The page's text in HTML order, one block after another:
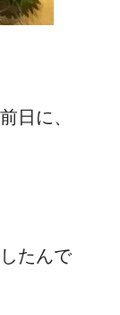
日に、
たんで